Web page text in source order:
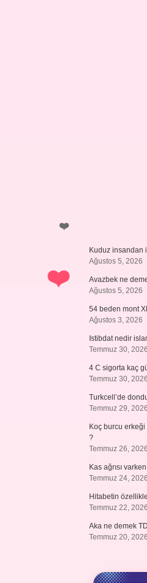
Kuduz insandan
Ağustos 5, 2026
Avazbek ne
Ağustos 5, 2026
54 beden mont
Ağustos 3, 2026
Istibdat nedir
Temmuz 30, 2026
4 C sigorta kaç
Temmuz 30, 2026
Turkcell’de
Temmuz 29, 2026
Koç burcu erkeği
?
Temmuz 26, 2026
Kas ağrısı
Temmuz 24, 2026
Hitabetin
Temmuz 22, 2026
Aka ne demek
Temmuz 20, 2026